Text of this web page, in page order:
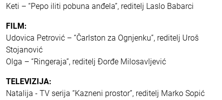
Keti – “Pepo iliti pobuna anđela”, reditelj Laslo Babarci
FILM:
Udovica Petrović – “Čarlston za Ognjenku”, reditelj Uroš
Stojanović
Olga – “Ringeraja”, reditelj Đorđe Milosavljević
TELEVIZIJA:
Natalija - TV serija “Kazneni prostor”, reditelj Marko Sopić